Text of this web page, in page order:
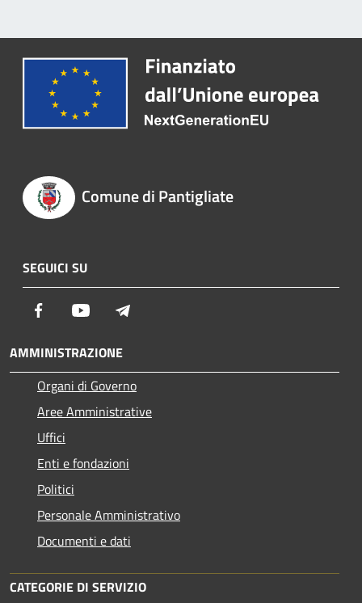
Comune di Pantigliate
SEGUICI SU
Facebook Youtube
AMMINISTRAZIONE
Organi di Governo
Aree Amministrative
Uffici
Enti e fondazioni
Politici
Personale Amministrativo
Documenti e dati
CATEGORIE DI SERVIZIO